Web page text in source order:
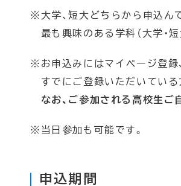
※大学、短大どちらから申込ん
最も興味のある学科（大学・短
※お申込みにはマイページ登録
すでにご登録いただいている
なお、ご参加される高校生ご
※当日参加も可能です。
申込期間